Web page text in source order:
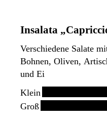
Insalata
Verschiedene Salate
Bohnen, Oliven,
und Ei
Klein
Groß